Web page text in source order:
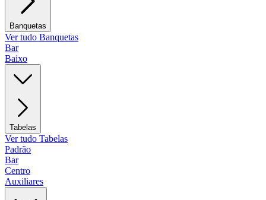
Banquetas
Ver tudo Banquetas
Bar
Baixo
Tabelas
Ver tudo Tabelas
Padrão
Bar
Centro
Auxiliares